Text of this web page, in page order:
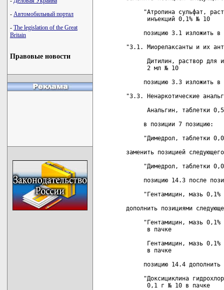
- Автомобильный портал
- The legislation of the Great
Britain
Правовые новости
"Атропина сульфат,
      инъекций 0,1% № 10
позицию 3.1 изложить в
"3.1. Миорелаксанты и их
Дитилин, раствор для
      2 мл № 10
позицию 3.3 изложить в
"3.3. Ненаркотические
Анальгин, таблетки
     в позиции 7 позицию:
"Димедрол, таблетки
заменить позицией
"Димедрол, таблетки
позицию 14.3 после
"Гентамицин, мазь 0,1%
дополнить позициями
"Гентамицин, мазь 0,1%
      в пачке
Гентамицин, мазь 0,1%
      в пачке
позицию 14.4 дополнить
"Доксициклина
      0,1 г № 10 в пачке